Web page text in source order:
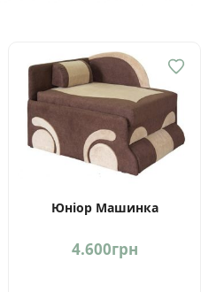
Юніор Машинка
4.600грн